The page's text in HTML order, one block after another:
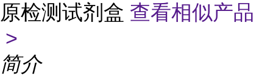
原检测试剂盒 查看相似产品
>
简介